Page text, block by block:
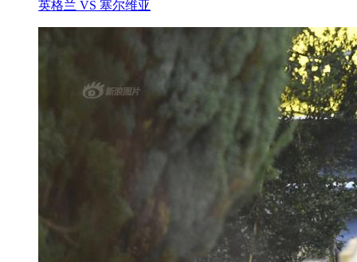
英格兰 VS 塞尔维亚